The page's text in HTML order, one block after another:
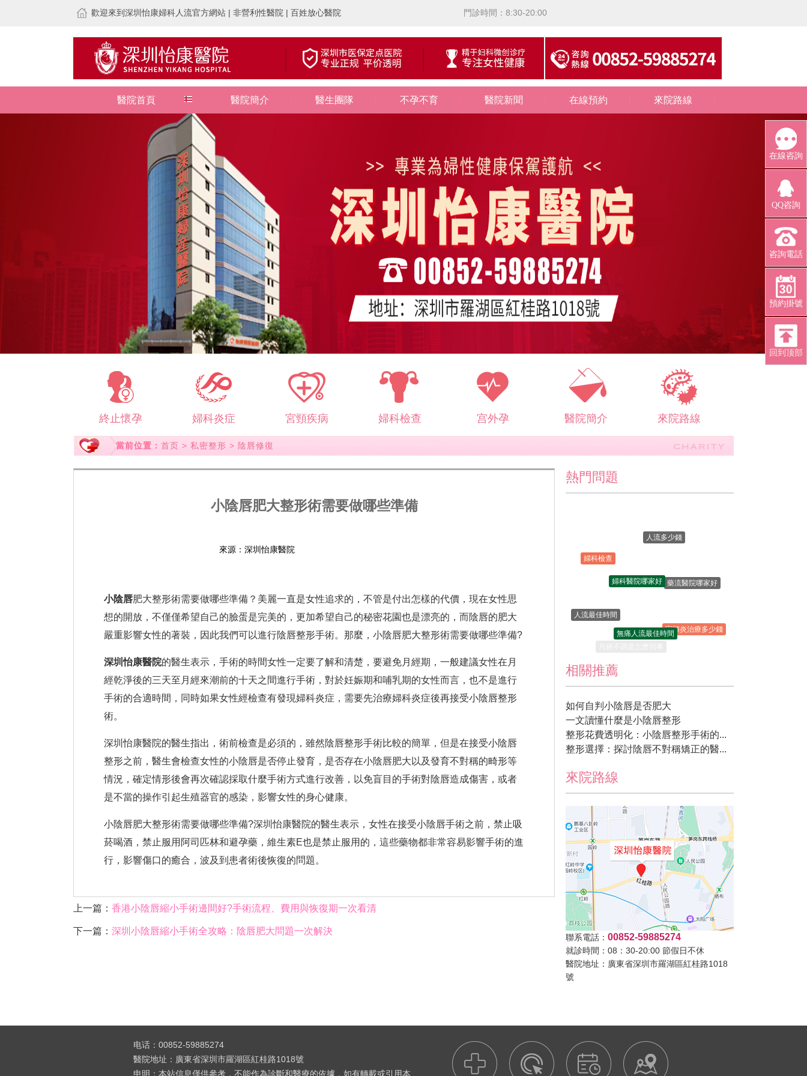
歡迎來到深圳怡康婦科人流官方網站 | 非營利性醫院 | 百姓放心醫院 門診時間：8:30-20:00
醫院首頁 醫院簡介 醫生團隊 不孕不育 醫院新聞 在線預約 來院路線
終止懷孕 婦科炎症 宮頸疾病 婦科檢查 宫外孕 醫院簡介 來院路線
當前位置： 首页 > 私密整形 > 陰唇修復
小陰唇肥大整形術需要做哪些準備
來源：深圳怡康醫院
小陰唇肥大整形術需要做哪些準備？美麗一直是女性追求的，不管是付出怎樣的代價，現在女性思
想的開放，不僅僅希望自己的臉蛋是完美的，更加希望自己的秘密花園也是漂亮的，而陰唇的肥大
嚴重影響女性的著裝，因此我們可以進行陰唇整形手術。那麼，小陰唇肥大整形術需要做哪些準備?
深圳怡康醫院的醫生表示，手術的時間女性一定要了解和清楚，要避免月經期，一般建議女性在月
經乾淨後的三天至月經來潮前的十天之間進行手術，對於妊娠期和哺乳期的女性而言，也不是進行
手術的合適時間，同時如果女性經檢查有發現婦科炎症，需要先治療婦科炎症後再接受小陰唇整形
術。
深圳怡康醫院的醫生指出，術前檢查是必須的，雖然陰唇整形手術比較的簡單，但是在接受小陰唇
整形之前，醫生會檢查女性的小陰唇是否停止發育，是否存在小陰唇肥大以及發育不對稱的畸形等
情況，確定情形後會再次確認採取什麼手術方式進行改善，以免盲目的手術對陰唇造成傷害，或者
是不當的操作引起生殖器官的感染，影響女性的身心健康。
小陰唇肥大整形術需要做哪些準備?深圳怡康醫院的醫生表示，女性在接受小陰唇手術之前，禁止吸
菸喝酒，禁止服用阿司匹林和避孕藥，維生素E也是禁止服用的，這些藥物都非常容易影響手術的進
行，影響傷口的癒合，波及到患者術後恢復的問題。
上一篇： 香港小陰唇縮小手術邊間好?手術流程、費用與恢復期一次看清
下一篇： 深圳小陰唇縮小手術全攻略：陰唇肥大問題一次解決
熱門問題
人流多少錢
婦科檢查
藥流醫院哪家好
人流最佳時間
無痛人流最佳時間宮頸炎治療多少錢
相關推薦
如何自判小陰唇是否肥大
一文讀懂什麼是小陰唇整形
整形花費透明化：小陰唇整形手術的...
整形選擇：探討陰唇不對稱矯正的醫...
來院路線
聯系電話： 00852-59885274
就診時間：08：30-20:00 節假日不休
醫院地址：廣東省深圳市羅湖區紅桂路1018
號
电话：00852-59885274
醫院地址：廣東省深圳市羅湖區紅桂路1018號
申明：本站信息僅供參考，不能作為診斷和醫療的依據，如有轉載或引用本
在線咨詢
QQ咨詢
咨詢電話
預約掛號
回到顶部